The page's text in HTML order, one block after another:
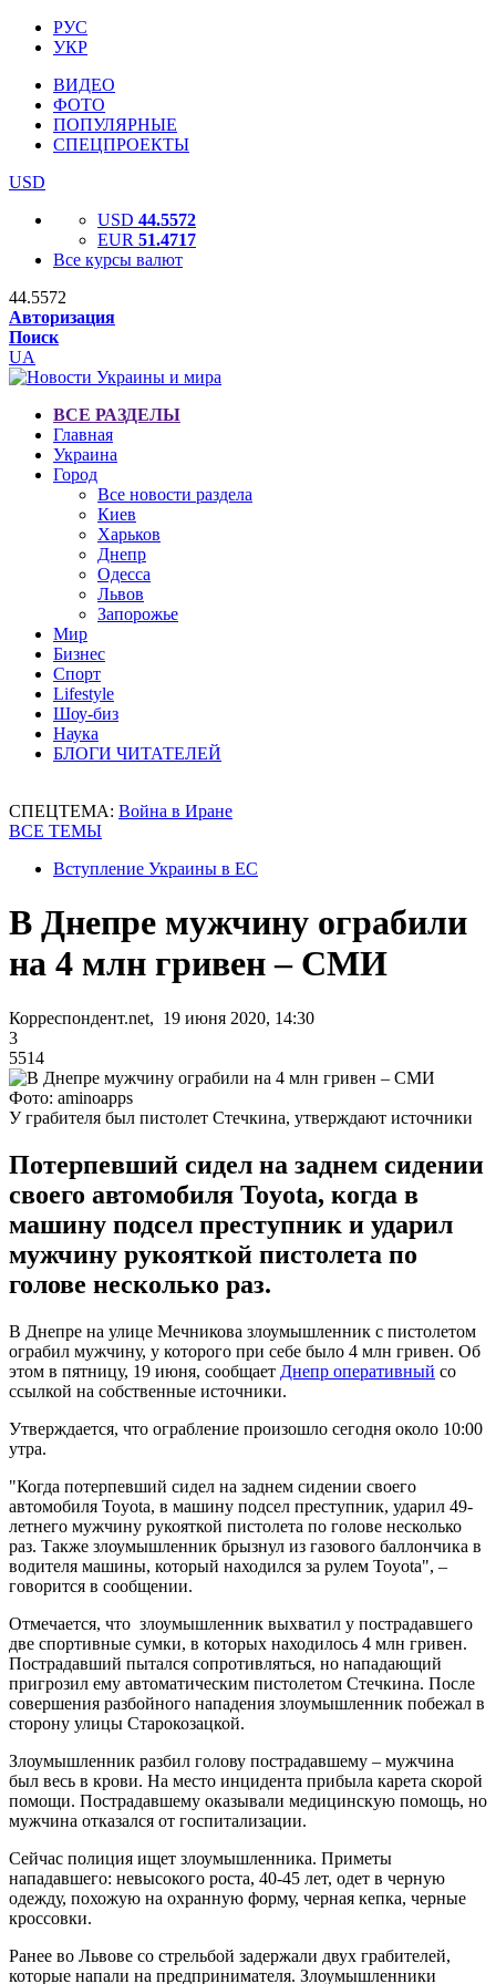
РУС
УКР
ВИДЕО
ФОТО
ПОПУЛЯРНЫЕ
СПЕЦПРОЕКТЫ
USD
USD 44.5572
EUR 51.4717
Все курсы валют
44.5572
Авторизация
Поиск
UA
ВСЕ РАЗДЕЛЫ
Главная
Украина
Город
Все новости раздела
Киев
Харьков
Днепр
Одесса
Львов
Запорожье
Мир
Бизнес
Спорт
Lifestyle
Шоу-биз
Наука
БЛОГИ ЧИТАТЕЛЕЙ
СПЕЦТЕМА: Война в Иране
ВСЕ ТЕМЫ
Вступление Украины в ЕС
В Днепре мужчину ограбили
на 4 млн гривен – СМИ
Корреспондент.net, 19 июня 2020, 14:30
3
5514
Фото: aminoapps
У грабителя был пистолет Стечкина, утверждают источники
Потерпевший сидел на заднем сидении
своего автомобиля Toyota, когда в
машину подсел преступник и ударил
мужчину рукояткой пистолета по
голове несколько раз.
В Днепре на улице Мечникова злоумышленник с пистолетом
ограбил мужчину, у которого при себе было 4 млн гривен. Об
этом в пятницу, 19 июня, сообщает Днепр оперативный со
ссылкой на собственные источники.
Утверждается, что ограбление произошло сегодня около 10:00
утра.
"Когда потерпевший сидел на заднем сидении своего
автомобиля Toyota, в машину подсел преступник, ударил 49-
летнего мужчину рукояткой пистолета по голове несколько
раз. Также злоумышленник брызнул из газового баллончика в
водителя машины, который находился за рулем Toyota", –
говорится в сообщении.
Отмечается, что злоумышленник выхватил у пострадавшего
две спортивные сумки, в которых находилось 4 млн гривен.
Пострадавший пытался сопротивляться, но нападающий
пригрозил ему автоматическим пистолетом Стечкина. После
совершения разбойного нападения злоумышленник побежал в
сторону улицы Старокозацкой.
Злоумышленник разбил голову пострадавшему – мужчина
был весь в крови. На место инцидента прибыла карета скорой
помощи. Пострадавшему оказывали медицинскую помощь, но
мужчина отказался от госпитализации.
Сейчас полиция ищет злоумышленника. Приметы
нападавшего: невысокого роста, 40-45 лет, одет в черную
одежду, похожую на охранную форму, черная кепка, черные
кроссовки.
Ранее во Львове со стрельбой задержали двух грабителей,
которые напали на предпринимателя. Злоумышленники